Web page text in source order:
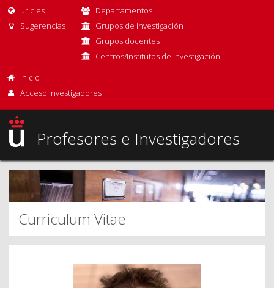
urjc.es
Sugerencias
Departamentos
Grupos de investigación
Grupos docentes
Centros/Institutos de Investigación
Inicio
Acceso Investigadores
Profesores e Investigadores
Curriculum Vitae